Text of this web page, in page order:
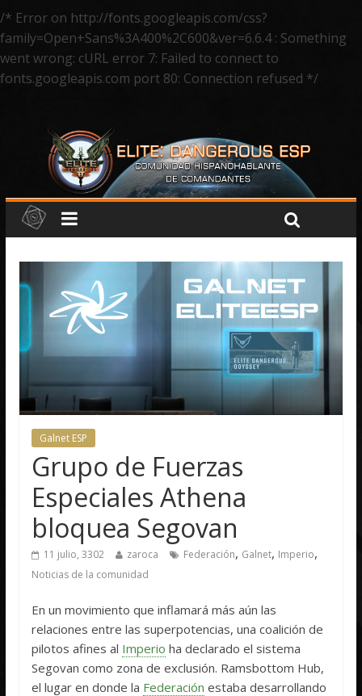
/* Error on http://fonts.googleapis.com/css?
family=Open+Sans%3A400%2C600&ver=6.6.4 : Something
went wrong: cURL error 7: Failed to connect to
fonts.googleapis.com port 80: Connection refused */
Galnet ESP
Grupo de Fuerzas
Especiales Athena
bloquea Segovan
11 julio, 3302 zaroca Federación, Galnet, Imperio,
Noticias de la comunidad
En un movimiento que inflamará más aún las
relaciones entre las superpotencias, una coalición de
pilotos afines al Imperio ha declarado el sistema
Segovan como zona de exclusión. Ramsbottom Hub,
el lugar en donde la Federación estaba desarrollando